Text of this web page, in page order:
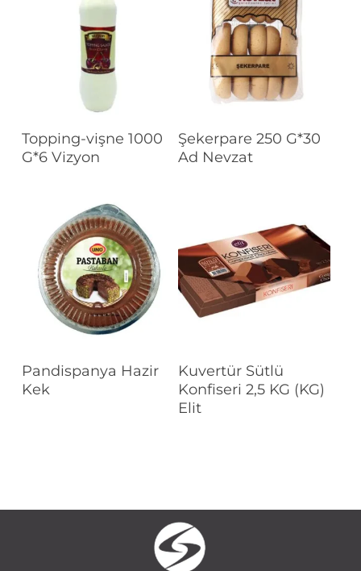
Devamını Oku
Topping-vişne 1000
G*6 Vizyon
Devamını Oku
Şekerpare 250 G*30
Ad Nevzat
Devamını Oku
Pandispanya Hazir
Kek
Devamını Oku
Kuvertür Sütlü
Konfiseri 2,5 KG (KG)
Elit